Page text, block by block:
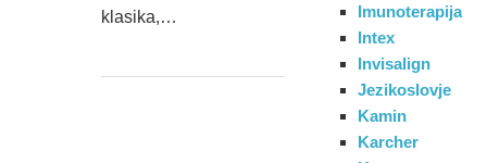
klasika,…
Imunoterapija
Intex
Invisalign
Jezikoslovje
Kamin
Karcher